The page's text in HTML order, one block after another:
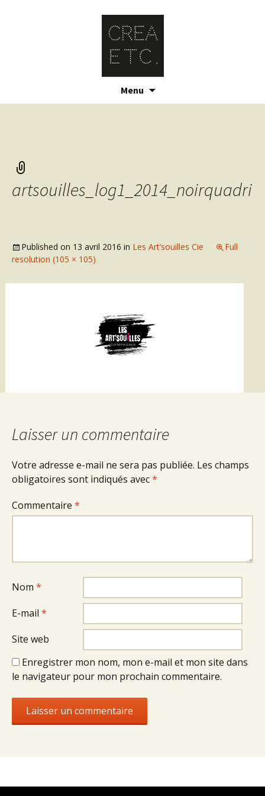
Menu
artsouilles_log1_2014_noirquadri
Published on 13 avril 2016 in Les Art’souilles Cie
Full
resolution (105 × 105)
Laisser un commentaire
Votre adresse e-mail ne sera pas publiée. Les champs
obligatoires sont indiqués avec*
Commentaire *
Nom *
E-mail *
Site web
Enregistrer mon nom, mon e-mail et mon site dans
le navigateur pour mon prochain commentaire.